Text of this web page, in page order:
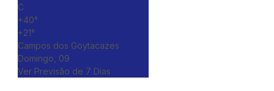
C
+40°
+21°
Campos dos Goytacazes
Domingo, 09
Ver Previsão de 7 Dias